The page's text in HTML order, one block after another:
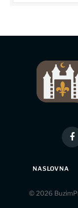
NASLOVNA
© 2026